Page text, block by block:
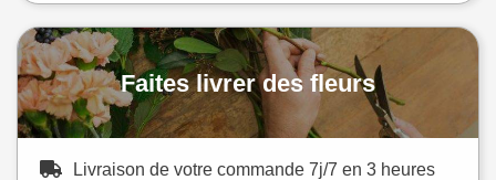
Faites livrer des fleurs
Livraison de votre commande 7j/7 en 3 heures